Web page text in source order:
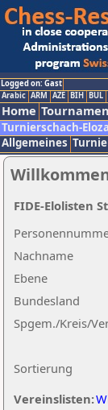
Logged on: Gast
Arabic ARM AZE BIH BUL
Home
Turnierschach-
Allgemeines
Nachname
Ebene
Sortierung
Bundesland
Spgem./Kreis/
Vereinslisten:
FIDE-Elolisten